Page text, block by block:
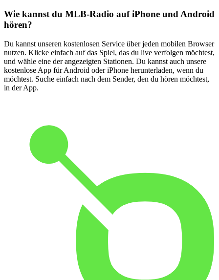
Wie kannst du MLB-Radio auf iPhone und Android
hören?
Du kannst unseren kostenlosen Service über jeden mobilen Browser
nutzen. Klicke einfach auf das Spiel, das du live verfolgen möchtest,
und wähle eine der angezeigten Stationen. Du kannst auch unsere
kostenlose App für Android oder iPhone herunterladen, wenn du
möchtest. Suche einfach nach dem Sender, den du hören möchtest,
in der App.